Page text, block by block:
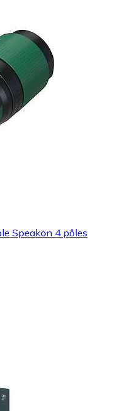
Speakon 4 pôles